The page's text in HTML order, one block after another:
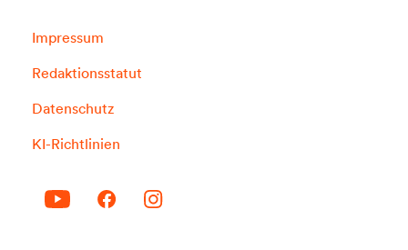
Impressum
Redaktionsstatut
Datenschutz
KI-Richtlinien